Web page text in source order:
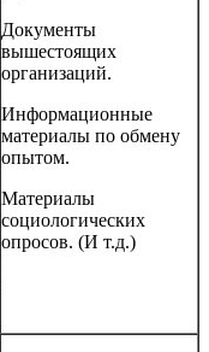
Документы
вышестоящих
организаций.
Информационные
материалы по обмену
опытом.
Материалы
социологических
опросов. (И т.д.)